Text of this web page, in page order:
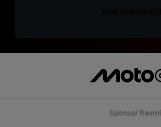
Sponsor Resmi